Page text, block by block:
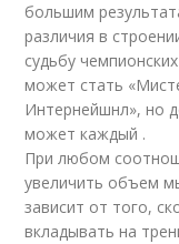
большим
различия в
судьбу
может стать
Интернейшнл», но
может каждый .
При любом
увеличить объем
зависит от того,
вкладывать на